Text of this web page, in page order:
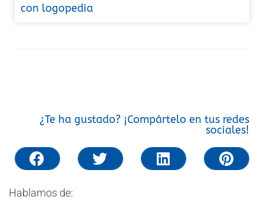
con logopedia
¿Te ha gustado? ¡Compártelo en tus redes
sociales!
Hablamos de: